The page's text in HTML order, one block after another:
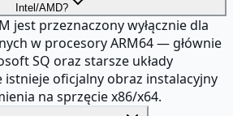
Intel/AMD?
jest przeznaczony wyłącznie dla
w procesory ARM64 — głównie
SQ oraz starsze układy
istnieje oficjalny obraz instalacyjny
na sprzęcie x86/x64.